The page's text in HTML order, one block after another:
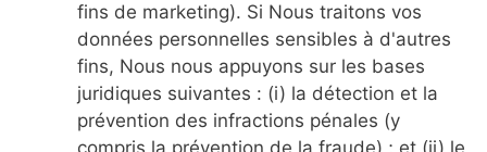
fins de marketing). Si Nous traitons vos
données personnelles sensibles à d'autres
fins, Nous nous appuyons sur les bases
juridiques suivantes : (i) la détection et la
prévention des infractions pénales (y
compris la prévention de la fraude) ; et (ii) le